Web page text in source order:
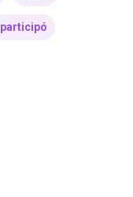
participó